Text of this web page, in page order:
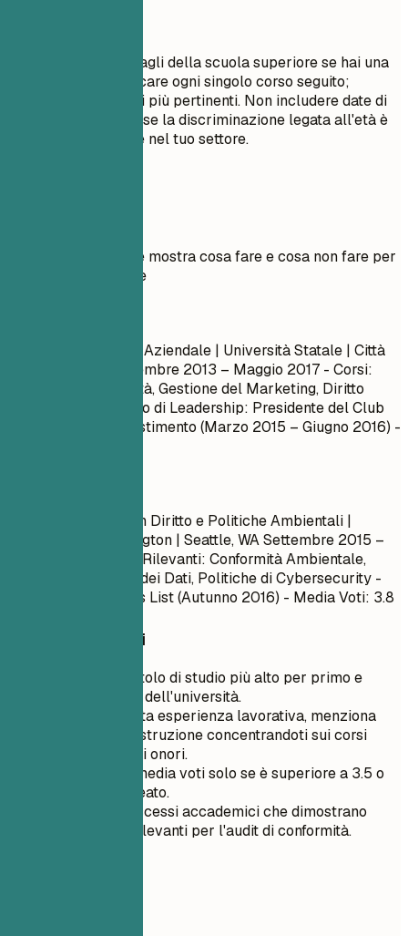
Non includere i dettagli della scuola superiore se hai una
laurea. Evita di elencare ogni singolo corso seguito;
seleziona solo quelli più pertinenti. Non includere date di
laurea di decenni fa se la discriminazione legata all'età è
una preoccupazione nel tuo settore.
Esempio pratico che mostra cosa fare e cosa non fare per
la sezione istruzione
Laurea in Economia Aziendale | Università Statale | Città
Settembre 2013 – Maggio 2017 - Corsi:
Principi di Contabilità, Gestione del Marketing, Diritto
Commerciale - Ruolo di Leadership: Presidente del Club
Studentesco di Investimento (Marzo 2015 – Giugno 2016) -
Laurea Magistrale in Diritto e Politiche Ambientali |
Università di Washington | Seattle, WASettembre 2015 –
- Corsi Rilevanti: Conformità Ambientale,
Leggi sulla Privacy dei Dati, Politiche di Cybersecurity -
Onori/Premi: Dean’s List (Autunno 2016) - Media Voti: 3.8
Consigli rapidi
Elenca il tuo titolo di studio più alto per primo e
includi il nome dell'università.
Se hai una vasta esperienza lavorativa, menziona
brevemente l'istruzione concentrandoti sui corsi
rilevanti e sugli onori.
Includi la tua media voti solo se è superiore a 3.5 o
sei un neolaureato.
Evidenzia i successi accademici che dimostrano
competenze rilevanti per l'audit di conformità.